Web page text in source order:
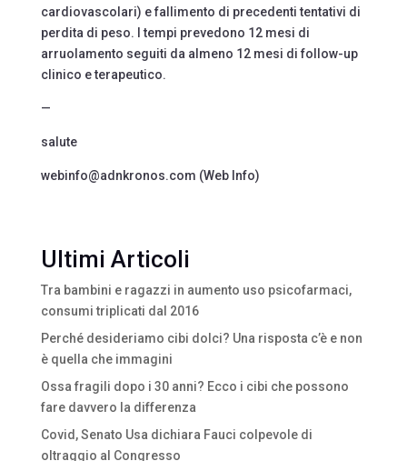
cardiovascolari) e fallimento di precedenti tentativi di
perdita di peso. I tempi prevedono 12 mesi di
arruolamento seguiti da almeno 12 mesi di follow-up
clinico e terapeutico.
—
salute
webinfo@adnkronos.com (Web Info)
Ultimi Articoli
Tra bambini e ragazzi in aumento uso psicofarmaci,
consumi triplicati dal 2016
Perché desideriamo cibi dolci? Una risposta c’è e non
è quella che immagini
Ossa fragili dopo i 30 anni? Ecco i cibi che possono
fare davvero la differenza
Covid, Senato Usa dichiara Fauci colpevole di
oltraggio al Congresso